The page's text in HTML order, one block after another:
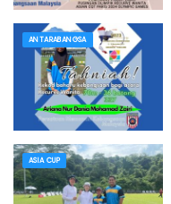
ANTARABANGSA
ASIA CUP